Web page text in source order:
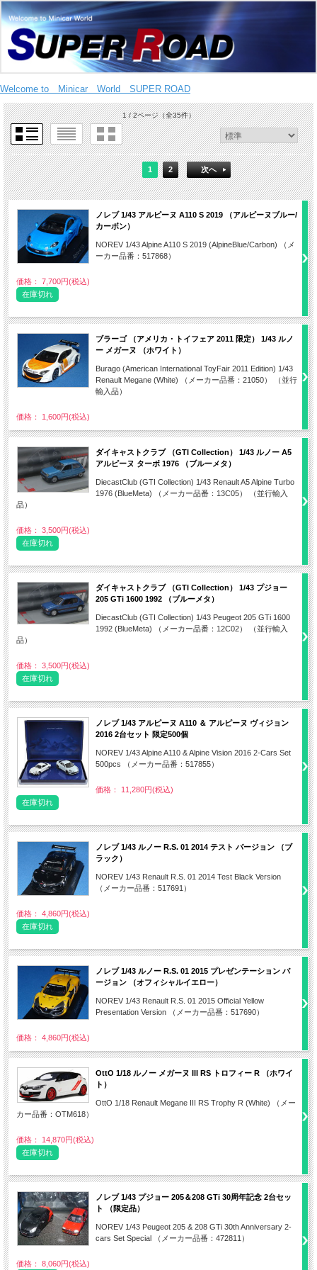
Welcome to Minicar World SUPER ROAD
1 / 2ページ（全35件）
1 2 次へ
ノレブ 1/43 アルピーヌ A110 S 2019 （アルピーヌブルー/
カーボン）
NOREV 1/43 Alpine A110 S 2019 (AlpineBlue/Carbon) （メ
ーカー品番：517868）
価格： 7,700円(税込)
在庫切れ
ブラーゴ （アメリカ・トイフェア 2011 限定） 1/43 ルノ
ー メガーヌ （ホワイト）
Burago (American International ToyFair 2011 Edition) 1/43
Renault Megane (White) （メーカー品番：21050） （並行
輸入品）
価格： 1,600円(税込)
ダイキャストクラブ （GTI Collection） 1/43 ルノー A5
アルピーヌ ターボ 1976 （ブルーメタ）
DiecastClub (GTI Collection) 1/43 Renault A5 Alpine Turbo
1976 (BlueMeta) （メーカー品番：13C05） （並行輸入
品）
価格： 3,500円(税込)
在庫切れ
ダイキャストクラブ （GTI Collection） 1/43 プジョー
205 GTi 1600 1992 （ブルーメタ）
DiecastClub (GTI Collection) 1/43 Peugeot 205 GTi 1600
1992 (BlueMeta) （メーカー品番：12C02） （並行輸入
品）
価格： 3,500円(税込)
在庫切れ
ノレブ 1/43 アルピーヌ A110 ＆ アルピーヌ ヴィジョン
2016 2台セット 限定500個
NOREV 1/43 Alpine A110 & Alpine Vision 2016 2-Cars Set
500pcs （メーカー品番：517855）
価格： 11,280円(税込)
在庫切れ
ノレブ 1/43 ルノー R.S. 01 2014 テスト バージョン （ブ
ラック）
NOREV 1/43 Renault R.S. 01 2014 Test Black Version
（メーカー品番：517691）
価格： 4,860円(税込)
在庫切れ
ノレブ 1/43 ルノー R.S. 01 2015 プレゼンテーション バ
ージョン （オフィシャルイエロー）
NOREV 1/43 Renault R.S. 01 2015 Official Yellow
Presentation Version （メーカー品番：517690）
価格： 4,860円(税込)
OttO 1/18 ルノー メガーヌ III RS トロフィー R （ホワイ
ト）
OttO 1/18 Renault Megane III RS Trophy R (White) （メー
カー品番：OTM618）
価格： 14,870円(税込)
在庫切れ
ノレブ 1/43 プジョー 205＆208 GTi 30周年記念 2台セッ
ト （限定品）
NOREV 1/43 Peugeot 205 & 208 GTi 30th Anniversary 2-
cars Set Special （メーカー品番：472811）
価格： 8,060円(税込)